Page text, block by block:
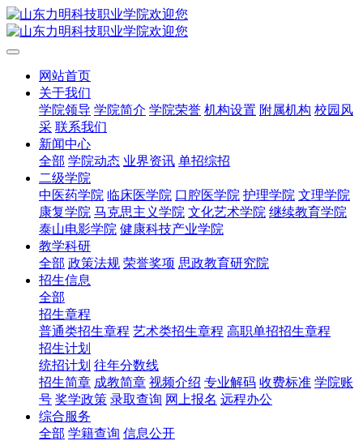
网站首页
关于我们
学院领导 学院简介 学院荣誉 机构设置 附属机构 校园风
采 联系我们
新闻中心
全部 学院动态 业界资讯 单招综招
二级学院
中医药学院 临床医学院 口腔医学院 护理学院 文理学院
康复学院 马克思主义学院 文化艺术学院 继续教育学院
泰山电影学院 健康科技产业学院
教学科研
全部 政策法规 荣誉奖项 思政教育研究院
招生信息
全部
招生章程
普通类招生章程 艺术类招生章程 高职单招招生章程
招生计划
统招计划 往年分数线
招生简章 成教简章 视频介绍 专业解码 收费标准 学院账
号 奖学政策 录取查询 网上报名 远程办公
综合服务
全部 学籍查询 信息公开